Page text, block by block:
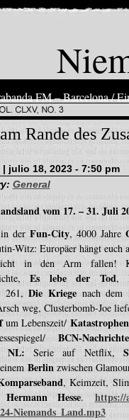
FM – Barcelona /
Rande des
julio 18, 2023 - 7:50 pm
General
vom 17. – 31. Juli
in derFun-City, 4000 Jahre
Witz: Europäer hängt euch
in den Arm fallen!
Es lebe der Tod,
261,Die Kriege nach
weg, Clusterbomb-Joe
um Lebenszeit/
BCN-
NL: Serie auf Netflix,
Berlinzwischen
, Keimzeit,
Hermann Hesse. https://
Niemands_Land.mp3